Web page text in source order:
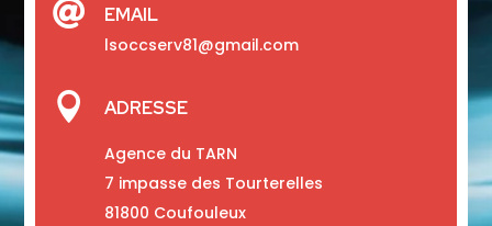
 EMAIL
lsoccserv81@gmail.com
 ADRESSE
Agence du TARN
7 impasse des Tourterelles
81800 Coufouleux